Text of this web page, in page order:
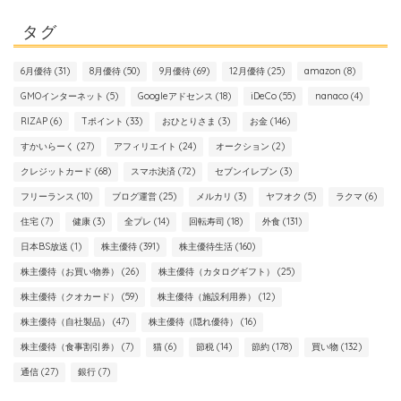
タグ
6月優待 (31) 8月優待 (50) 9月優待 (69) 12月優待 (25) amazon (8)
GMOインターネット (5) Googleアドセンス (18) iDeCo (55) nanaco (4)
RIZAP (6) Tポイント (33) おひとりさま (3) お金 (146)
すかいらーく (27) アフィリエイト (24) オークション (2)
クレジットカード (68) スマホ決済 (72) セブンイレブン (3)
フリーランス (10) ブログ運営 (25) メルカリ (3) ヤフオク (5) ラクマ (6)
住宅 (7) 健康 (3) 全プレ (14) 回転寿司 (18) 外食 (131)
日本BS放送 (1) 株主優待 (391) 株主優待生活 (160)
株主優待（お買い物券） (26) 株主優待（カタログギフト） (25)
株主優待（クオカード） (59) 株主優待（施設利用券） (12)
株主優待（自社製品） (47) 株主優待（隠れ優待） (16)
株主優待（食事割引券） (7) 猫 (6) 節税 (14) 節約 (178) 買い物 (132)
通信 (27) 銀行 (7)